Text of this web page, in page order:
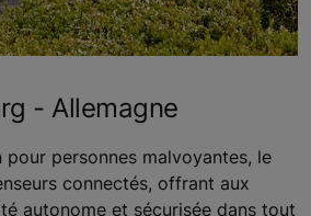
- Allemagne
personnes malvoyantes, le
connectés, offrant aux
autonome et sécurisée dans tout